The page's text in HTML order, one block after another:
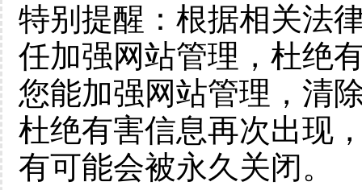
特别提醒：根据相关法
任加强网站管理，杜绝
您能加强网站管理，清
杜绝有害信息再次出现
有可能会被永久关闭。